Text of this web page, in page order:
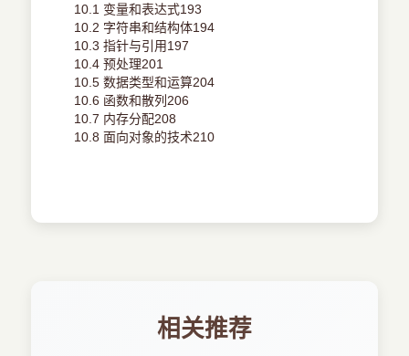
10.1 变量和表达式193
10.2 字符串和结构体194
10.3 指针与引用197
10.4 预处理201
10.5 数据类型和运算204
10.6 函数和散列206
10.7 内存分配208
10.8 面向对象的技术210
相关推荐